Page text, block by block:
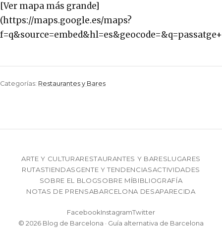
[Ver mapa más grande]
(https://maps.google.es/maps?
Categorías: Restaurantes y Bares
ARTE Y CULTURARESTAURANTES Y BARESLUGARES
RUTASTIENDASGENTE Y TENDENCIASACTIVIDADES
SOBRE EL BLOGSOBRE MÍBIBLIOGRAFÍA
NOTAS DE PRENSABARCELONA DESAPARECIDA
FacebookInstagramTwitter
© 2026 Blog de Barcelona · Guía alternativa de Barcelona